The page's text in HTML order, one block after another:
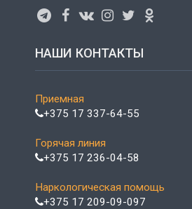
НАШИ КОНТАКТЫ
Приемная
+375 17 337-64-55
Горячая линия
+375 17 236-04-58
Наркологическая помощь
+375 17 209-09-097